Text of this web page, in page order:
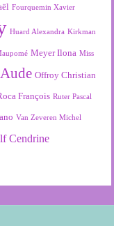
Fourquemin Xavier
Huard Alexandra Kirkman
Meyer Ilona Miss
Offroy Christian
François Ruter Pascal
Van Zeveren Michel
Cendrine